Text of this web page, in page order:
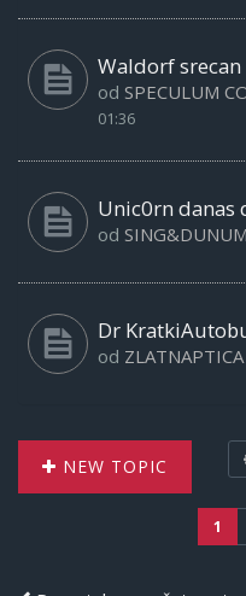
Waldorf
od SPECULUM
01:36
Unic0rn danas
od SING&DUNUM
Dr
od ZLATNAPTICA
NEW TOPIC
1